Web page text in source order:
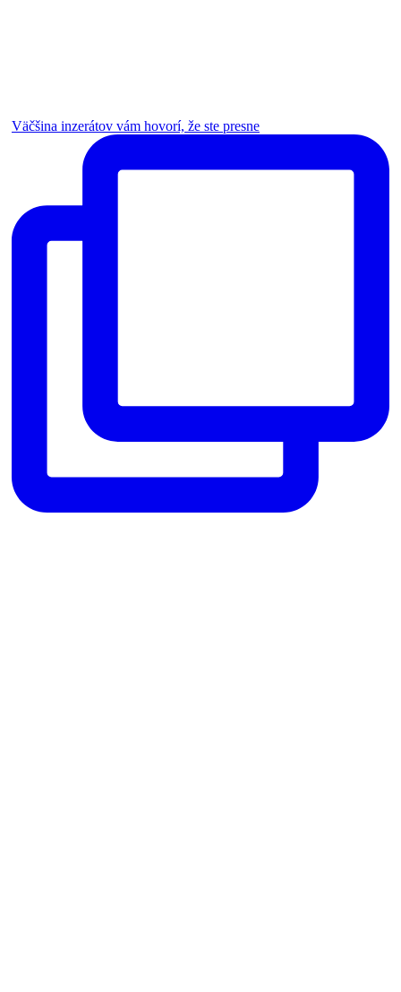
Väčšina inzerátov vám hovorí, že ste presne